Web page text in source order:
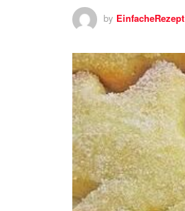
by EinfacheRezept